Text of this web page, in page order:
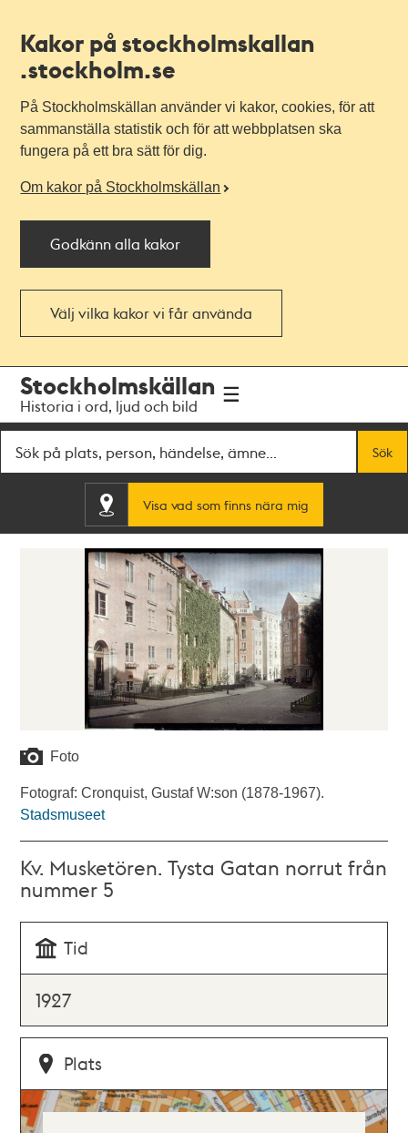
Kakor på stockholmskallan
.stockholm.se
På Stockholmskällan använder vi kakor, cookies, för att
sammanställa statistik och för att webbplatsen ska
fungera på ett bra sätt för dig.
Om kakor på Stockholmskällan
Godkänn alla kakor
Välj vilka kakor vi får använda
navigationen
huvudinnehållet
Stockholmskällan
Historia i ord, ljud och bild
Sök
Visa vad som finns nära mig
Foto
Fotograf: Cronquist, Gustaf W:son (1878-1967).
Stadsmuseet
Kv. Musketören. Tysta Gatan norrut från
nummer 5
Tid
1927
Plats